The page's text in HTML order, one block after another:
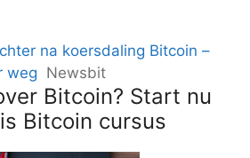
na koersdaling Bitcoin –
weg
Newsbit
Bitcoin? Start nu
Bitcoin cursus